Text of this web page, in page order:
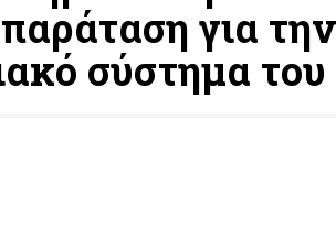
για
σύστημα του